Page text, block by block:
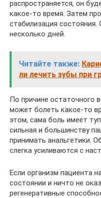
распространяется, он
какое-то время. Затем
стабилизация
несколько дней.
Читайте также:
ли лечить зубы при
По причине остаточного
может болеть какое-то
этом, сама боль имеет
сильная и большинству
принимать анальгетики.
слегка усиливаются с
Если организм пациента
состоянии и ничто не
регенеративные